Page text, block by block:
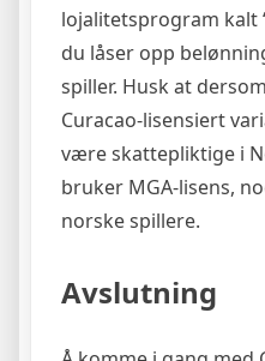
lojalitetsprogram kalt
du låser opp
spiller. Husk at
Curacao-lisensiert
være skattepliktige i
bruker MGA-lisens,
norske spillere.
Avslutning